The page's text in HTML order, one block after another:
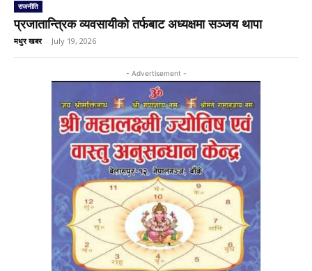
राजनीति
प्रजातान्त्रिक व्यवसायीको तर्फबाट अध्यक्षमा सञ्जय थापा
मधुर खबर - July 19, 2026
- Advertisement -